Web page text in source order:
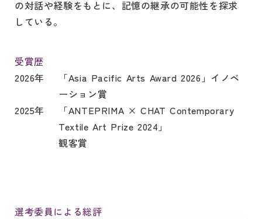
の対話や経験をもとに、記憶の継承の可能性を探求
している。
受賞歴
2026年
「Asia Pacific Arts Award 2026」イノベ
ーション賞
2025年
「ANTEPRIMA × CHAT Contemporary
Textile Art Prize 2024」
観客賞
選考委員による総評